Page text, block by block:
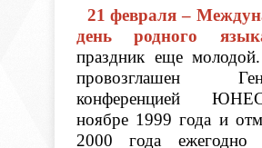
21 февраля –
день родного
праздник еще
провозглашен
конференцией
ноябре 1999 года и
2000 года ежегодно